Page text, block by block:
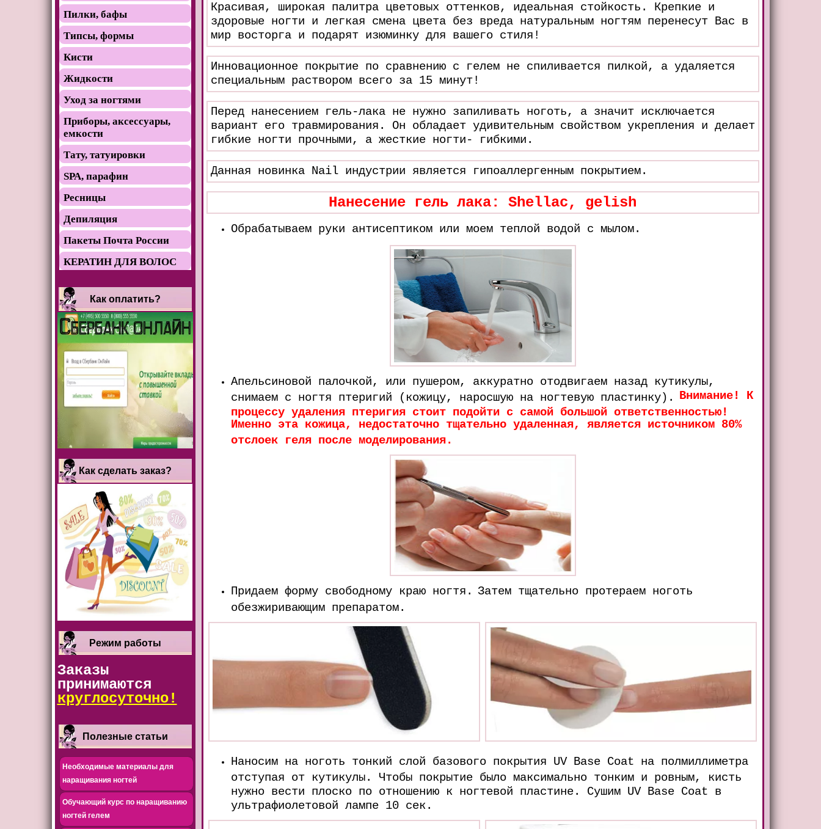
Пилки, бафы
Типсы, формы
Кисти
Жидкости
Уход за ногтями
Приборы, аксессуары,
емкости
Тату, татуировки
SРА, парафин
Ресницы
Депиляция
Пакеты Почта России
КЕРАТИН ДЛЯ ВОЛОС
Как оплатить?
Как сделать заказ?
Режим работы
Заказы
принимаются
круглосуточно!
Полезные статьи
Необходимые материалы для
наращивания ногтей
Обучающий курс по наращиванию
ногтей гелем
Красивая, широкая палитра цветовых оттенков, идеальная стойкость. Крепкие и
здоровые ногти и легкая смена цвета без вреда натуральным ногтям перенесут Вас в
мир восторга и подарят изюминку для вашего стиля!
Инновационное покрытие по сравнению с гелем не спиливается пилкой, а удаляется
специальным раствором всего за 15 минут!
Перед нанесением гель-лака не нужно запиливать ноготь, а значит исключается
вариант его травмирования. Он обладает удивительным свойством укрепления и делает
гибкие ногти прочными, а жесткие ногти- гибкими.
Данная новинка Nail индустрии является гипоаллергенным покрытием.
Нанесение гель лака: Shellac, gelish
Обрабатываем руки антисептиком или моем теплой водой с мылом.
Апельсиновой палочкой, или пушером, аккуратно отодвигаем назад кутикулы,
снимаем с ногтя птеригий (кожицу, наросшую на ногтевую пластинку). Внимание! К
процессу удаления птеригия стоит подойти с самой большой ответственностью!
Именно эта кожица, недостаточно тщательно удаленная, является источником 80%
отслоек геля после моделирования.
Придаем форму свободному краю ногтя. Затем тщательно протераем ноготь
обезжиривающим препаратом.
Наносим на ноготь тонкий слой базового покрытия UV Base Coat на полмиллиметра
отступая от кутикулы. Чтобы покрытие было максимально тонким и ровным, кисть
нужно вести плоско по отношению к ногтевой пластине. Сушим UV Base Coat в
ультрафиолетовой лампе 10 сек.